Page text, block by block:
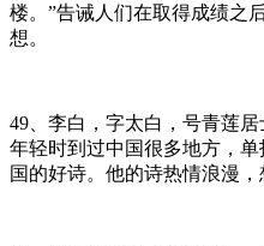
楼。”告诫人们在取得成绩之
想。
49、李白，字太白，号青莲
年轻时到过中国很多地方，
国的好诗。他的诗热情浪漫，